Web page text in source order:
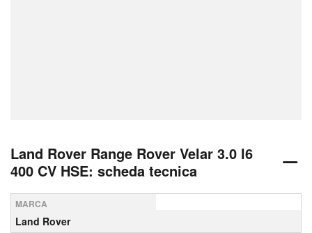
Land Rover Range Rover Velar 3.0 l6
400 CV HSE: scheda tecnica
MARCA
Land Rover